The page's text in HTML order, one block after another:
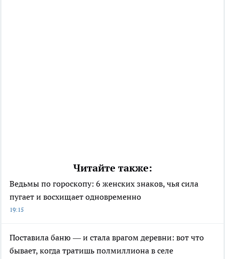
Читайте также:
Ведьмы по гороскопу: 6 женских знаков, чья сила
пугает и восхищает одновременно
19:15
Поставила баню — и стала врагом деревни: вот что
бывает, когда тратишь полмиллиона в селе